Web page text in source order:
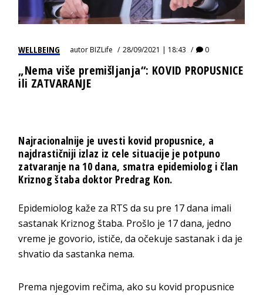
WELLBEING autorBIZLife 28/09/2021 | 18:43 0
„Nema više premišljanja“: KOVID PROPUSNICE
ili ZATVARANJE
Najracionalnije je uvesti kovid propusnice, a
najdrastičniji izlaz iz cele situacije je potpuno
zatvaranje na 10 dana, smatra epidemiolog i član
Kriznog štaba doktor Predrag Kon.
Epidemiolog kaže za RTS da su pre 17 dana imali
sastanak Kriznog štaba. Prošlo je 17 dana, jedno
vreme je govorio, ističe, da očekuje sastanak i da je
shvatio da sastanka nema.
Prema njegovim rečima, ako su kovid propusnice